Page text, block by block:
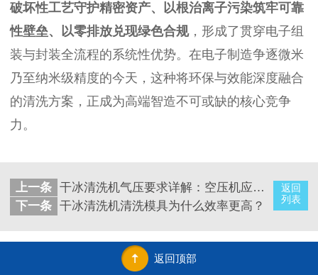
破坏性工艺守护精密资产、以根治离子污染筑牢可靠
性壁垒、以零排放兑现绿色合规，形成了贯穿电子组
装与封装全流程的系统性优势。在电子制造争逐微米
乃至纳米级精度的今天，这种将环保与效能深度融合
的清洗方案，正成为高端智造不可或缺的核心竞争
力。
返回
列表
上一条 干冰清洗机气压要求详解：空压机应该怎么配？一篇文章帮您选对设备
下一条 干冰清洗机清洗模具为什么效率更高？
返回顶部